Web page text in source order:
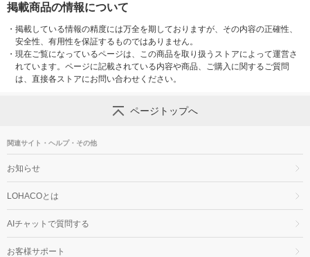
掲載商品の情報について
・ 掲載している情報の精度には万全を期しておりますが、その内容の正確性、
安全性、有用性を保証するものではありません。
・ 現在ご覧になっているページは、この商品を取り扱うストアによって運営さ
れています。ページに記載されている内容や商品、ご購入に関するご質問
は、直接各ストアにお問い合わせください。
ページトップへ
関連サイト・ヘルプ・その他
お知らせ
LOHACOとは
AIチャットで質問する
お客様サポート